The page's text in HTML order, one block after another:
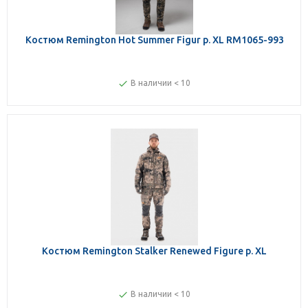
Костюм Remington Hot Summer Figur р. XL RM1065-993
В наличии < 10
Костюм Remington Stalker Renewed Figure р. XL
В наличии < 10